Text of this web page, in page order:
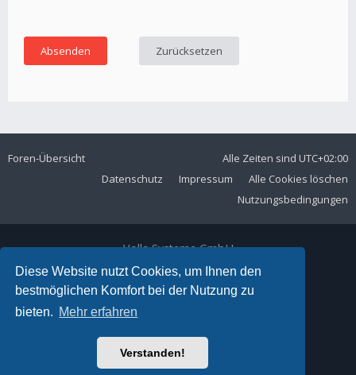
Diese Website nutzt Cookies, um Ihnen den
bestmöglichen Komfort bei der Nutzung zu
bieten. Mehr erfahren
Verstanden!
Foren-Übersicht Alle Zeiten sind UTC+02:00
Alle Cookies löschen
Impressum
Datenschutz
Nutzungsbedingungen
Volla Systeme GmbH
Kölner Straße 102
42897 Remscheid
Telefon:+49 2191 59897 61
E-Mail:
Ariki Theme by